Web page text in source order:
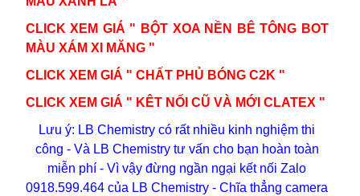
CLICK XEM GIÁ " BỘT XOA NỀN BÊ TÔNG BOT
MÀU XÁM XI MĂNG "
CLICK XEM GIÁ " CHẤT PHỦ BÓNG C2K "
CLICK XEM GIÁ " KÊT NỐI CŨ VÀ MỚI CLATEX "
Lưu ý: LB Chemistry có rất nhiều kinh nghiệm thi
công - Và LB Chemistrytư vấn cho bạn hoàn toàn
miễn phí - Vì vậy đừng ngần ngại kết nối Zalo
0918.599.464 của LB Chemistry - Chĩa thẳng camera